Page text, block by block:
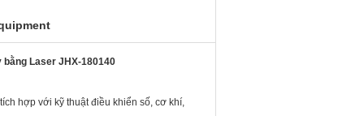
Laser JHX-180140
hợp với kỹ thuật điều khiển số, cơ khí,